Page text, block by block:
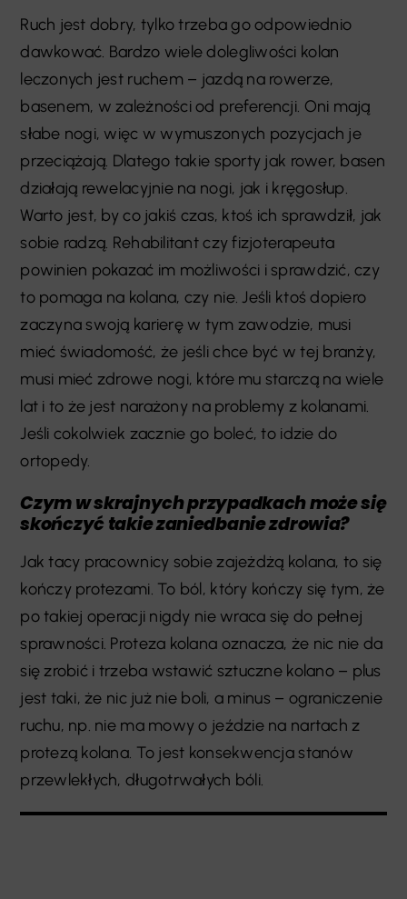
Ruch jest dobry, tylko trzeba go odpowiednio
dawkować. Bardzo wiele dolegliwości kolan
leczonych jest ruchem – jazdą na rowerze,
basenem, w zależności od preferencji. Oni mają
słabe nogi, więc w wymuszonych pozycjach je
przeciążają. Dlatego takie sporty jak rower, basen
działają rewelacyjnie na nogi, jak i kręgosłup.
Warto jest, by co jakiś czas, ktoś ich sprawdził, jak
sobie radzą. Rehabilitant czy fizjoterapeuta
powinien pokazać im możliwości i sprawdzić, czy
to pomaga na kolana, czy nie. Jeśli ktoś dopiero
zaczyna swoją karierę w tym zawodzie, musi
mieć świadomość, że jeśli chce być w tej branży,
musi mieć zdrowe nogi, które mu starczą na wiele
lat i to że jest narażony na problemy z kolanami.
Jeśli cokolwiek zacznie go boleć, to idzie do
ortopedy.
Czym w skrajnych przypadkach może się
skończyć takie zaniedbanie zdrowia?
Jak tacy pracownicy sobie zajeżdżą kolana, to się
kończy protezami. To ból, który kończy się tym, że
po takiej operacji nigdy nie wraca się do pełnej
sprawności. Proteza kolana oznacza, że nic nie da
się zrobić i trzeba wstawić sztuczne kolano – plus
jest taki, że nic już nie boli, a minus – ograniczenie
ruchu, np. nie ma mowy o jeździe na nartach z
protezą kolana. To jest konsekwencja stanów
przewlekłych, długotrwałych bóli.